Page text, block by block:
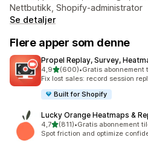
Nettbutikk, Shopify-administrator
Se detaljer
Flere apper som denne
Propel Replay, Survey,
4,9av 5 stjerner
(600)
Totalt 600 omtaler
•Gratis abonnement
Fix lost sales: record session
Built for Shopify
Lucky Orange Heatmaps &
4,7av 5 stjerner
(811)
Totalt 811 omtaler
•Gratis abonnement
Spot friction and optimize